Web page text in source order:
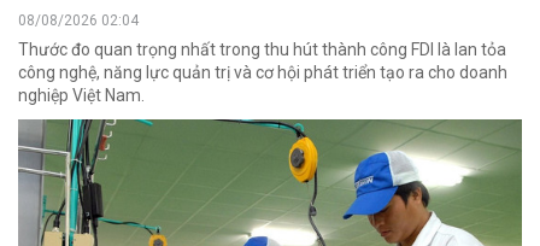
08/08/2026 02:04
Thước đo quan trọng nhất trong thu hút thành công FDI là lan tỏa
công nghệ, năng lực quản trị và cơ hội phát triển tạo ra cho doanh
nghiệp Việt Nam.